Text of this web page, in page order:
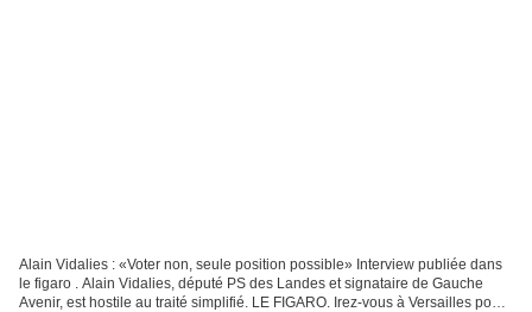
Alain Vidalies : «Voter non, seule position possible» Interview publiée dans
le figaro . Alain Vidalies, député PS des Landes et signataire de Gauche
Avenir, est hostile au traité simplifié. LE FIGARO. Irez-vous à Versailles pour